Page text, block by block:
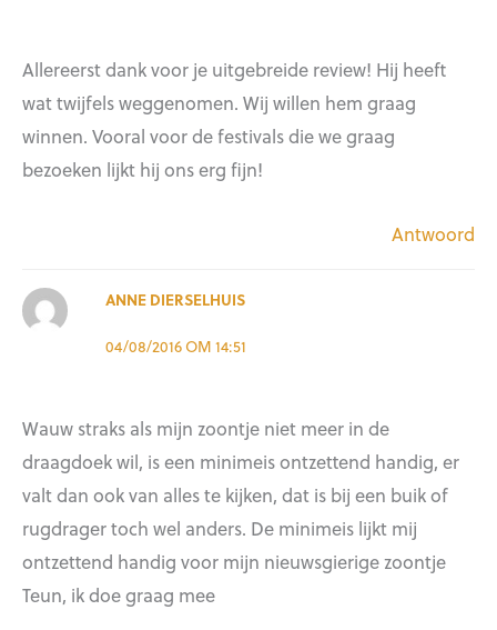
Allereerst dank voor je uitgebreide review! Hij heeft
wat twijfels weggenomen. Wij willen hem graag
winnen. Vooral voor de festivals die we graag
bezoeken lijkt hij ons erg fijn!
Antwoord
ANNE DIERSELHUIS
04/08/2016 OM 14:51
Wauw straks als mijn zoontje niet meer in de
draagdoek wil, is een minimeis ontzettend handig, er
valt dan ook van alles te kijken, dat is bij een buik of
rugdrager toch wel anders. De minimeis lijkt mij
ontzettend handig voor mijn nieuwsgierige zoontje
Teun, ik doe graag mee